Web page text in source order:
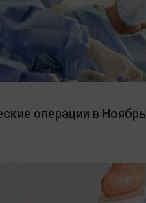
операции в